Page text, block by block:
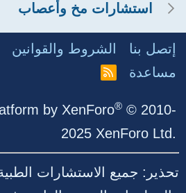
استشارات مخ وأعصاب
إتصل بنا الشروط والقوانين
مساعدة
R
by XenForo® © 2010-
2025 XenForo Ltd.
تحذير: جميع الاستشارات